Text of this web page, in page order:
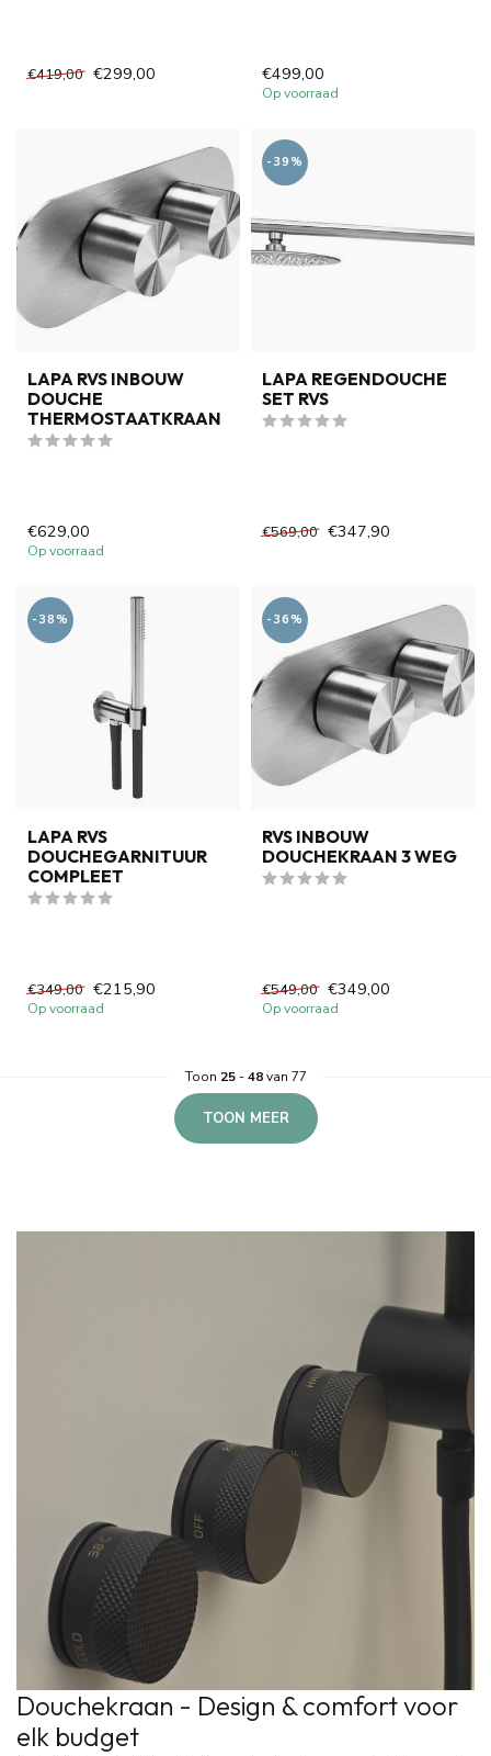
€419,00 €299,00 €499,00
Op voorraad
LAPA RVS INBOUW
DOUCHE
THERMOSTAATKRAAN
€629,00
Op voorraad
-39%
LAPA REGENDOUCHE
SET RVS
€569,00 €347,90
-38%
LAPA RVS
DOUCHEGARNITUUR
COMPLEET
€349,00 €215,90
Op voorraad
-36%
RVS INBOUW
DOUCHEKRAAN 3 WEG
€549,00 €349,00
Op voorraad
Toon 25-48van 77
TOON MEER
Douchekraan - Design & comfort voor
elk budget